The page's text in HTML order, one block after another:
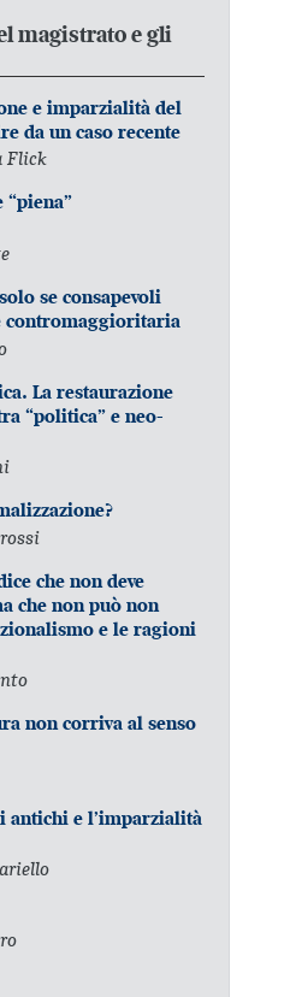
magistrato e gli
e imparzialità del
da un caso recente
Flick
“piena”
se consapevoli
contromaggioritaria
La restaurazione
“politica” e neo-
che non deve
che non può non
e le ragioni
non corriva al senso
antichi e l’imparzialità